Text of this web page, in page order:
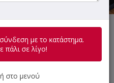
σε λίγο!
με το κατάστημα.
σε λίγο!
στο μενού